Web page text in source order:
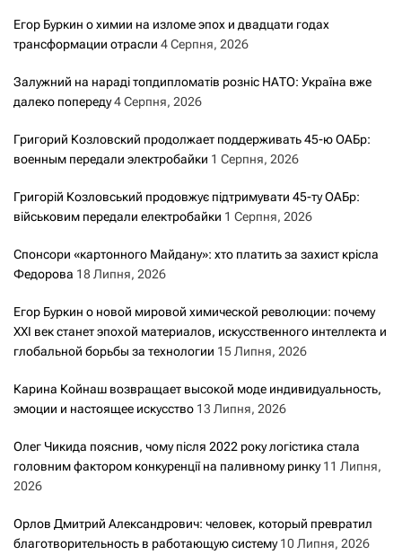
Егор Буркин о химии на изломе эпох и двадцати годах
трансформации отрасли 4 Серпня, 2026
Залужний на нараді топдипломатів розніс НАТО: Україна вже
далеко попереду4 Серпня, 2026
Григорий Козловский продолжает поддерживать 45-ю ОАБр:
военным передали электробайки 1 Серпня, 2026
Григорій Козловський продовжує підтримувати 45-ту ОАБр:
військовим передали електробайки 1 Серпня, 2026
Спонсори «картонного Майдану»: хто платить за захист крісла
Федорова 18 Липня, 2026
Егор Буркин о новой мировой химической революции: почему
XXI век станет эпохой материалов, искусственного интеллекта и
глобальной борьбы за технологии 15 Липня, 2026
Карина Койнаш возвращает высокой моде индивидуальность,
эмоции и настоящее искусство 13 Липня, 2026
Олег Чикида пояснив, чому після 2022 року логістика стала
головним фактором конкуренції на паливному ринку 11 Липня,
2026
Орлов Дмитрий Александрович: человек, который превратил
благотворительность в работающую систему 10 Липня, 2026